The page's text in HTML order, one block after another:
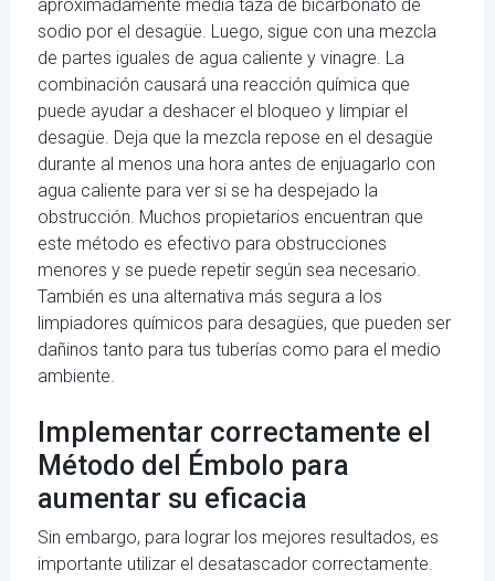
aproximadamente media taza de bicarbonato de
sodio por el desagüe. Luego, sigue con una mezcla
de partes iguales de agua caliente y vinagre. La
combinación causará una reacción química que
puede ayudar a deshacer el bloqueo y limpiar el
desagüe. Deja que la mezcla repose en el desagüe
durante al menos una hora antes de enjuagarlo con
agua caliente para ver si se ha despejado la
obstrucción. Muchos propietarios encuentran que
este método es efectivo para obstrucciones
menores y se puede repetir según sea necesario.
También es una alternativa más segura a los
limpiadores químicos para desagües, que pueden ser
dañinos tanto para tus tuberías como para el medio
ambiente.
Implementar correctamente el
Método del Émbolo para
aumentar su eficacia
Sin embargo, para lograr los mejores resultados, es
importante utilizar el desatascador correctamente.